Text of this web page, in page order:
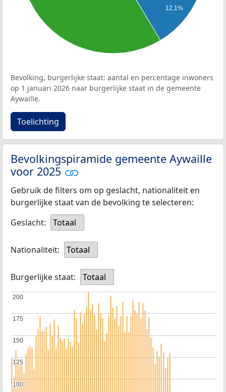
12,1%
Bevolking, burgerlijke staat: aantal en percentage inwoners
op 1 januari 2026 naar burgerlijke staat in de gemeente
Aywaille.
Toelichting
Bevolkingspiramide gemeente Aywaille
voor 2025
Gebruik de filters om op geslacht, nationaliteit en
burgerlijke staat van de bevolking te selecteren:
Geslacht:
Totaal
Nationaliteit: Totaal
Burgerlijke staat: Totaal
100
100
125
125
150
150
175
175
200
200